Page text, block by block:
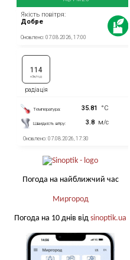
Погода на найближчий час
Миргород
Погода на 10 днів від sinoptik.ua